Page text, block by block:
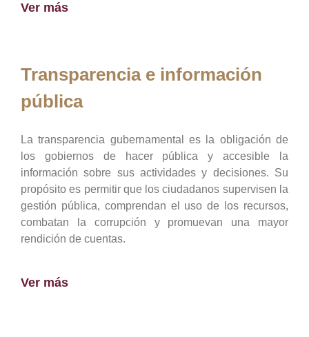
Ver más
Transparencia e información
pública
La transparencia gubernamental es la obligación de
los gobiernos de hacer pública y accesible la
información sobre sus actividades y decisiones. Su
propósito es permitir que los ciudadanos supervisen la
gestión pública, comprendan el uso de los recursos,
combatan la corrupción y promuevan una mayor
rendición de cuentas.
Ver más